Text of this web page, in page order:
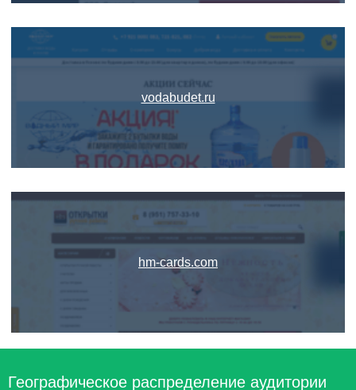
vodabudet.ru
hm-cards.com
Географическое распределение аудитории